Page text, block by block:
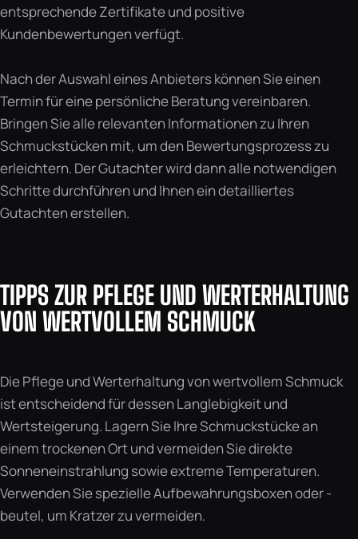
entsprechende Zertifikate und positive
Kundenbewertungen verfügt.
Nach der Auswahl eines Anbieters können Sie einen
Termin für eine persönliche Beratung vereinbaren.
Bringen Sie alle relevanten Informationen zu Ihren
Schmuckstücken mit, um den Bewertungsprozess zu
erleichtern. Der Gutachter wird dann alle notwendigen
Schritte durchführen und Ihnen ein detailliertes
Gutachten erstellen.
TIPPS ZUR PFLEGE UND WERTERHALTUNG
VON WERTVOLLEM SCHMUCK
Die Pflege und Werterhaltung von wertvollem Schmuck
ist entscheidend für dessen Langlebigkeit und
Wertsteigerung. Lagern Sie Ihre Schmuckstücke an
einem trockenen Ort und vermeiden Sie direkte
Sonneneinstrahlung sowie extreme Temperaturen.
Verwenden Sie spezielle Aufbewahrungsboxen oder -
beutel, um Kratzer zu vermeiden.